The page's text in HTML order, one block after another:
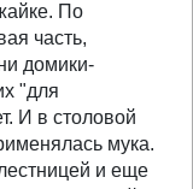
По
часть,
домики-
"для
И в столовой
мука.
и еще